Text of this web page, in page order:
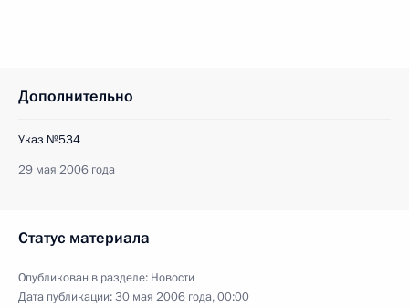
Дополнительно
Указ №534
29 мая 2006 года
Статус материала
Опубликован в разделе: Новости
Дата публикации:30 мая 2006 года, 00:00